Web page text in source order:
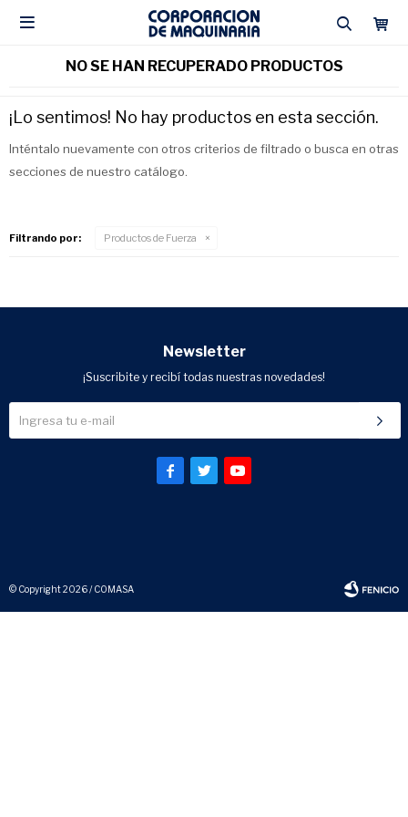

NO SE HAN RECUPERADO PRODUCTOS
¡Lo sentimos! No hay productos en esta sección.
Inténtalo nuevamente con otros criterios de filtrado o busca en otras
secciones de nuestro catálogo.
Filtrando por: Productos de Fuerza
Newsletter
¡Suscribite y recibí todas nuestras novedades!
  
© Copyright 2026 / COMASA